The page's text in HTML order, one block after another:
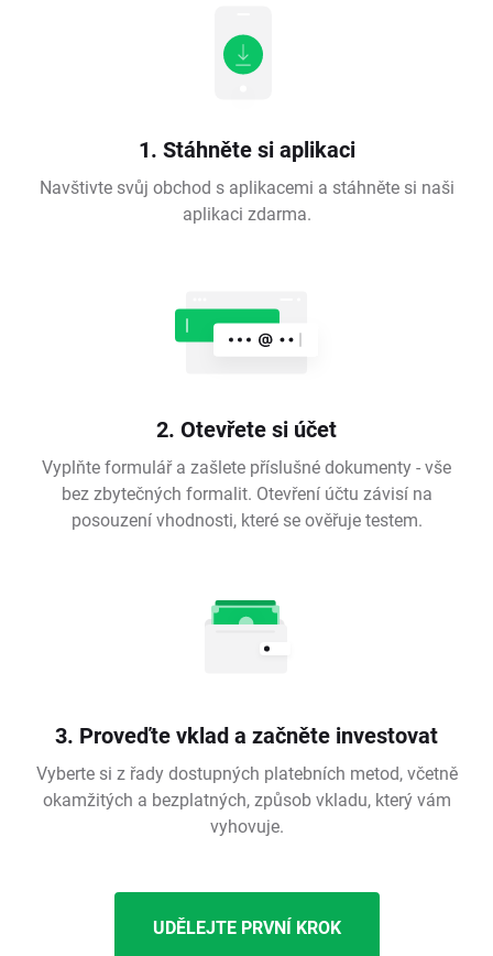
1. Stáhněte si aplikaci
Navštivte svůj obchod s aplikacemi a stáhněte si naši
aplikaci zdarma.
2. Otevřete si účet
Vyplňte formulář a zašlete příslušné dokumenty - vše
bez zbytečných formalit. Otevření účtu závisí na
posouzení vhodnosti, které se ověřuje testem.
3. Proveďte vklad a začněte investovat
Vyberte si z řady dostupných platebních metod, včetně
okamžitých a bezplatných, způsob vkladu, který vám
vyhovuje.
UDĚLEJTE PRVNÍ KROK